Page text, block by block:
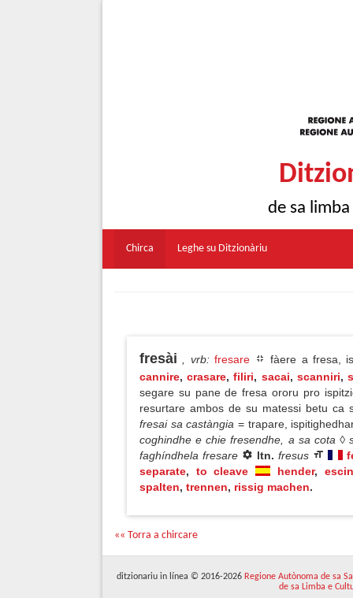
de sa
Chirca Leghe su Ditzionàriu
fresài , vrb: fresare
fàere a fresa,
cannire,crasare,filiri, sacai, scanniri,
segare su pane de fresa ororu pro
resurtare ambos de su matessi betu
fresai sa castàngia= trapare,
coghindhe e chie fresendhe, a sa cota
faghíndhela fresare
ltn. fresus
separate, to cleave hender,
spalten, trennen, rissig machen.
«« Torra a chircare
ditzionariu in línea © 2016-2026 Regione Autònoma de sa
de sa Limba e